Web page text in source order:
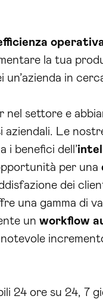
la tua
un’azienda in
nel settore e
Le
i benefici dell’
per una
dei
una gamma di
un workflow
24 ore su 24, 7